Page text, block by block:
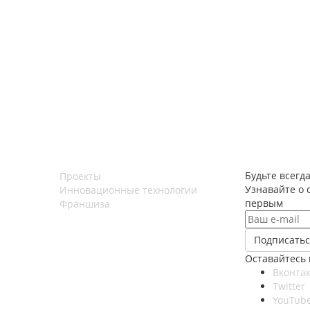
Проекты
Инновационные технологии
Франшиза
Будьте
Узнавайте о
первым
Оставайтесь
Twitter